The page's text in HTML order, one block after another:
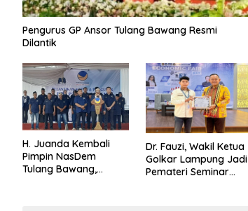
Pengurus GP Ansor Tulang Bawang Resmi
Dilantik
H. Juanda Kembali
Pimpin NasDem
Tulang Bawang,
Dr. Fauzi, Wakil Ketua
Golkar Lampung Jadi
Pemateri Seminar